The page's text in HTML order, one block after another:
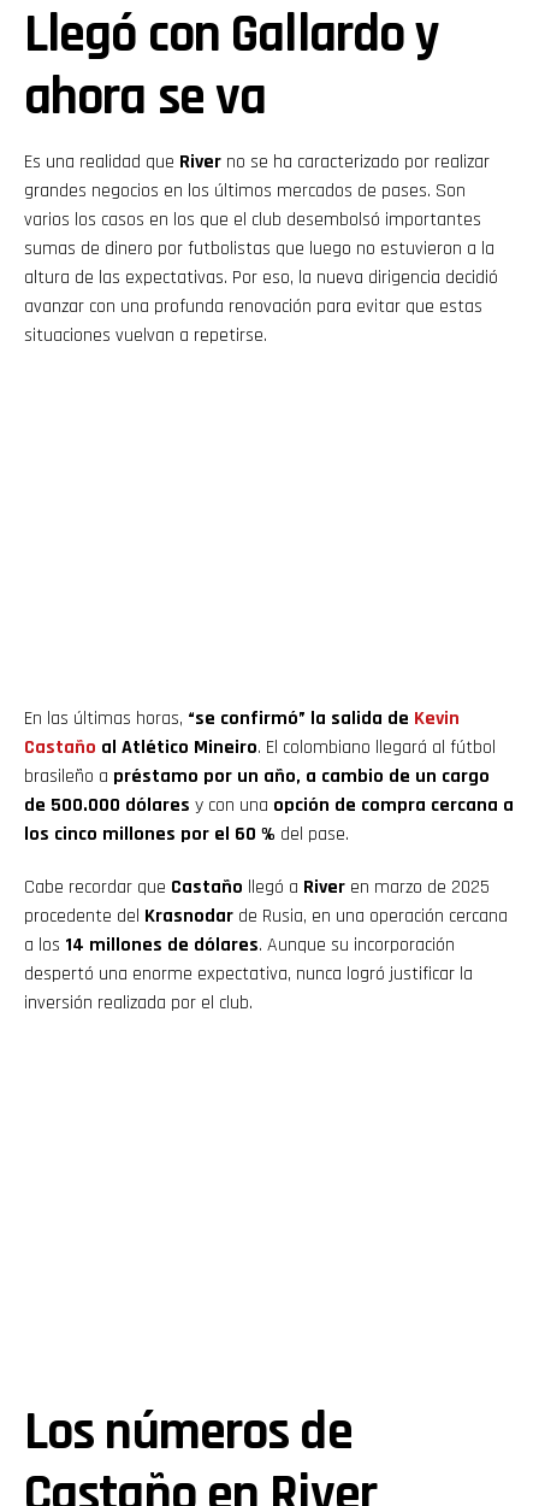
Llegó con Gallardo y
ahora se va
Es una realidad que River no se ha caracterizado por realizar
grandes negocios en los últimos mercados de pases. Son
varios los casos en los que el club desembolsó importantes
sumas de dinero por futbolistas que luego no estuvieron a la
altura de las expectativas. Por eso, la nueva dirigencia decidió
avanzar con una profunda renovación para evitar que estas
situaciones vuelvan a repetirse.
En las últimas horas, “se confirmó” la salida de Kevin
Castaño al Atlético Mineiro. El colombiano llegará al fútbol
brasileño a préstamo por un año, a cambio de un cargo
de 500.000 dólares y con una opción de compra cercana a
los cinco millones por el 60 % del pase.
Cabe recordar que Castaño llegó a River en marzo de 2025
procedente del Krasnodar de Rusia, en una operación cercana
a los 14 millones de dólares. Aunque su incorporación
despertó una enorme expectativa, nunca logró justificar la
inversión realizada por el club.
Los números de